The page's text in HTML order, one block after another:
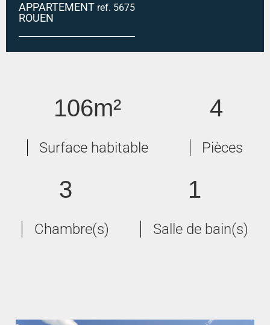
APPARTEMENT ref. 5675
ROUEN
106m²
Surface habitable
4
Pièces
3
Chambre(s)
1
Salle de bain(s)